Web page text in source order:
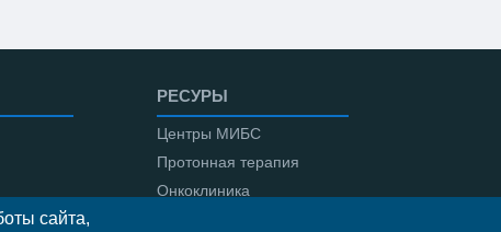
РЕСУРЫ
Центры МИБС
Протонная терапия
Онкоклиника
сайта,